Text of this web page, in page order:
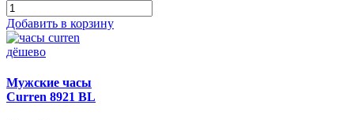
Добавить в корзину
Мужские часы
Curren 8921 BL